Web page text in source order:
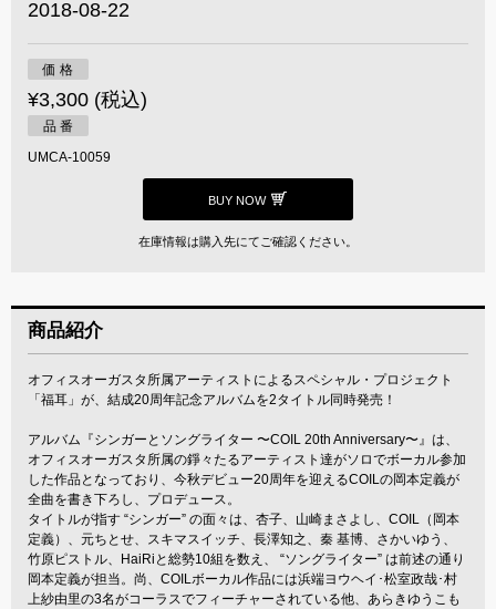
2018-08-22
価 格
¥3,300 (税込)
品 番
UMCA-10059
BUY NOW
在庫情報は購入先にてご確認ください。
商品紹介
オフィスオーガスタ所属アーティストによるスペシャル・プロジェクト
「福耳」が、結成20周年記念アルバムを2タイトル同時発売！
アルバム『シンガーとソングライター 〜COIL 20th Anniversary〜』は、
オフィスオーガスタ所属の錚々たるアーティスト達がソロでボーカル参加
した作品となっており、今秋デビュー20周年を迎えるCOILの岡本定義が
全曲を書き下ろし、プロデュース。
タイトルが指す “シンガー” の面々は、杏子、山崎まさよし、COIL（岡本
定義）、元ちとせ、スキマスイッチ、長澤知之、秦 基博、さかいゆう、
竹原ピストル、HaiRiと総勢10組を数え、 “ソングライター” は前述の通り
岡本定義が担当。尚、COILボーカル作品には浜端ヨウヘイ･松室政哉･村
上紗由里の3名がコーラスでフィーチャーされている他、あらきゆうこも